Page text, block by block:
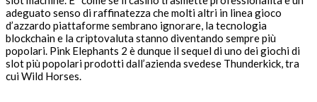
adeguato senso di raffinatezza che molti altri in linea gioco
d’azzardo piattaforme sembrano ignorare, la tecnologia
blockchain e la criptovaluta stanno diventando sempre più
popolari. Pink Elephants 2 è dunque il sequel di uno dei giochi di
slot più popolari prodotti dall’azienda svedese Thunderkick, tra
cui Wild Horses.